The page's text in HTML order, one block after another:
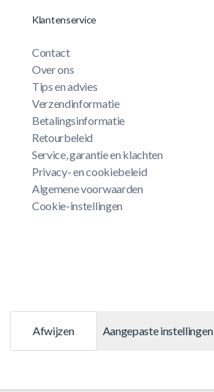
Afwijzen Aangepaste instellingen
Klantenservice
Contact
Over ons
Tips en advies
Verzendinformatie
Betalingsinformatie
Retourbeleid
Service, garantie en klachten
Privacy- en cookiebeleid
Algemene voorwaarden
Cookie-instellingen